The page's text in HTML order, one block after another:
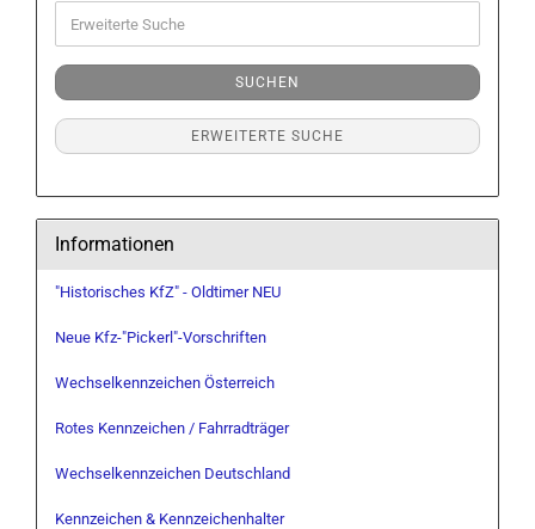
Suche
SUCHEN
ERWEITERTE SUCHE
Informationen
"Historisches KfZ" - Oldtimer NEU
Neue Kfz-"Pickerl"-Vorschriften
Wechselkennzeichen Österreich
Rotes Kennzeichen / Fahrradträger
Wechselkennzeichen Deutschland
Kennzeichen & Kennzeichenhalter